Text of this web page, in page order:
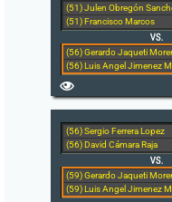
(51) Julen Obregón
(51) Francisco Marcos
(56) Gerardo Jaqueti
(56) Luis Angel Jimenez
(56) Sergio Ferrera Lopez
(56) David Cámara Raja
(59) Gerardo Jaqueti
(59) Luis Angel Jimenez